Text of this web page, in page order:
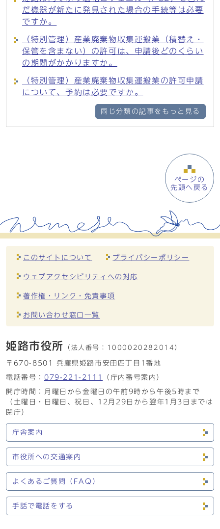
だ機器が新たに発見された場合の手続等は必要
ですか。
（特別管理）産業廃棄物収集運搬業（積替え・
保管を含まない）の許可は、申請後どのくらい
の期間がかかりますか。
（特別管理）産業廃棄物収集運搬業の許可申請
について、予約は必要ですか。
同じ分類の記事をもっと見る
ページの
先頭へ戻る
このサイトについて プライバシーポリシー
ウェブアクセシビリティへの対応
著作権・リンク・免責事項
お問い合わせ窓口一覧
姫路市役所 （法人番号： 1000020282014）
〒670-8501 兵庫県姫路市安田四丁目1番地
電話番号： 079-221-2111
（庁内番号案内）
開庁時間：月曜日から金曜日の午前9時から午後5時まで
（土曜日・日曜日、祝日、12月29日から翌年1月3日までは
閉庁）
庁舎案内
市役所への交通案内
よくあるご質問（FAQ）
手話で電話をする